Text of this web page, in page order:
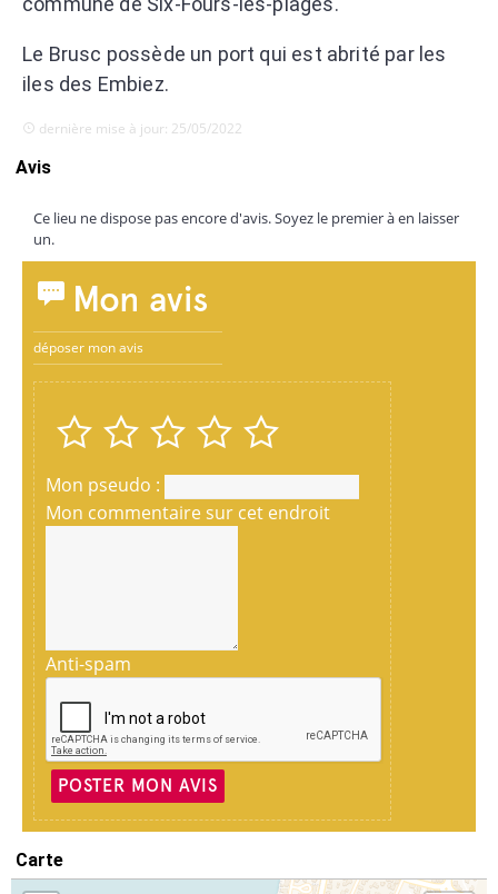
Le Brusc possède un port qui est abrité par les
iles des Embiez.
dernière mise à jour: 25/05/2022
Avis
Ce lieu ne dispose pas encore d'avis. Soyez le premier à en laisser
un.
Mon avis
déposer mon avis
Mon pseudo :
Mon commentaire sur cet endroit
Anti-spam
POSTER MON AVIS
Carte